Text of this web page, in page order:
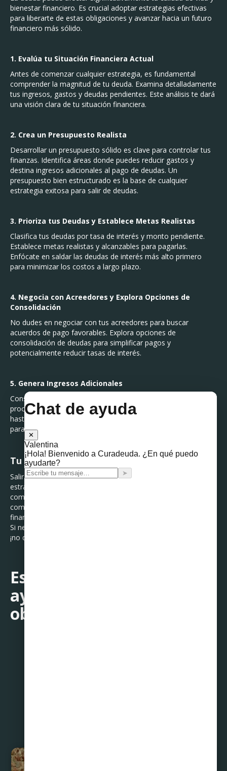
bienestar financiero. Es crucial adoptar estrategias efectivas
para liberarte de estas obligaciones y avanzar hacia un futuro
financiero más sólido.
1. Evalúa tu Situación Financiera Actual
Antes de comenzar cualquier estrategia, es fundamental
comprender la magnitud de tu deuda. Examina detalladamente
tus ingresos, gastos y deudas pendientes. Este análisis te dará
una visión clara de tu situación financiera.
2. Crea un Presupuesto Realista
Desarrollar un presupuesto sólido es clave para controlar tus
finanzas. Identifica áreas donde puedes reducir gastos y
destina ingresos adicionales al pago de deudas. Un
presupuesto bien estructurado es la base de cualquier
estrategia exitosa para salir de deudas.
3. Prioriza tus Deudas y Establece Metas Realistas
Clasifica tus deudas por tasa de interés y monto pendiente.
Establece metas realistas y alcanzables para pagarlas.
Enfócate en saldar las deudas de interés más alto primero
para minimizar los costos a largo plazo.
4. Negocia con Acreedores y Explora Opciones de
Consolidación
No dudes en negociar con tus acreedores para buscar
acuerdos de pago favorables. Explora opciones de
consolidación de deudas para simplificar pagos y
potencialmente reducir tasas de interés.
5. Genera Ingresos Adicionales
Considera fuentes adicionales de ingresos para acelerar el
proceso de pago de deudas. Desde trabajos a tiempo parcial
hasta ingresos pasivos, cada pequeña contribución cuenta
para alcanzar tu meta más rápidamente.
Tu Camino hacia la Libertad Financiera
Salir de deudas puede llevar tiempo y esfuerzo, pero con
estrategias sólidas y una actitud determinada, es
completamente posible. En Curadeuda, estamos
comprometidos a guiarte en este viaje hacia la libertad
financiera. ¡No estás solo!
Si necesitas asesoramiento personalizado para tu situación,
¡no dudes en contactarnos!
Estamos aquí para
ayudarte a alcanzar tus
objetivos financieros.